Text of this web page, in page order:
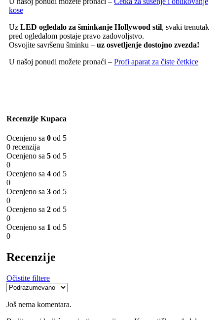
kose
Uz LED ogledalo za šminkanje Hollywood stil, svaki trenutak
pred ogledalom postaje pravo zadovoljstvo.
Osvojite savršenu šminku – uz osvetljenje dostojno zvezda!
U našoj ponudi možete pronaći – Profi aparat za čiste četkice
Recenzije Kupaca
Ocenjeno sa 0 od 5
0 recenzija
Ocenjeno sa 5 od 5
0
Ocenjeno sa 4 od 5
0
Ocenjeno sa 3 od 5
0
Ocenjeno sa 2 od 5
0
Ocenjeno sa 1 od 5
0
Recenzije
Očistite filtere
Još nema komentara.